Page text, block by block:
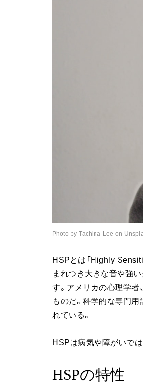
Photo by Tachina Lee on
HSPとは「Highly
まれつき大きな音や強
す。アメリカの心理学者
ものだ。科学的な専門用
れている。
HSPは病気や障がいで
HSPの特性